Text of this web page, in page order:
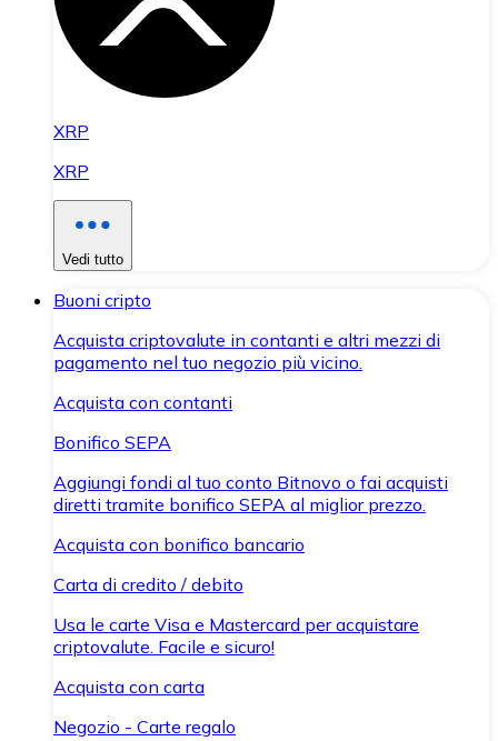
XRP
XRP
Vedi tutto
Buoni cripto
Acquista criptovalute in contanti e altri mezzi di
pagamento nel tuo negozio più vicino.
Acquista con contanti
Bonifico SEPA
Aggiungi fondi al tuo conto Bitnovo o fai acquisti
diretti tramite bonifico SEPA al miglior prezzo.
Acquista con bonifico bancario
Carta di credito / debito
Usa le carte Visa e Mastercard per acquistare
criptovalute. Facile e sicuro!
Acquista con carta
Negozio - Carte regalo